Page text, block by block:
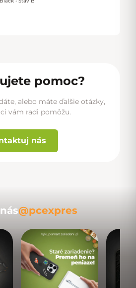
pomoc?
alebo máte ďalšie otázky,
vám radi pomôžu.
nás
@pcexpres